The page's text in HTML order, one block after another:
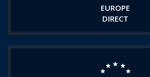
EUROPE
DIRECT